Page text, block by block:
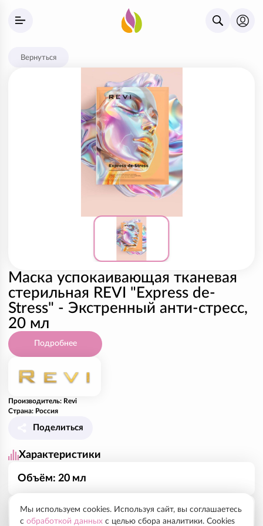
Вернуться
Маска успокаивающая тканевая
стерильная REVI "Express de-
Stress" - Экстренный анти-стресс,
20 мл
Подробнее
Производитель: Revi
Страна: Россия
Поделиться
Характеристики
Объём: 20 мл
Рекомендованный курс, показания
Мы используем cookies. Используя сайт, вы соглашаетесь
с обработкой данных с целью сбора аналитики. Cookies